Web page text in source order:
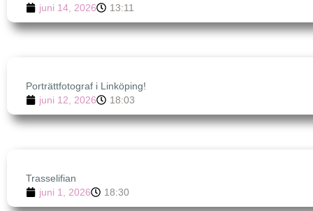
juni 14, 2026
13:11
Porträttfotograf i Linköping!
juni 12, 2026
18:03
Trasselifian
juni 1, 2026
18:30